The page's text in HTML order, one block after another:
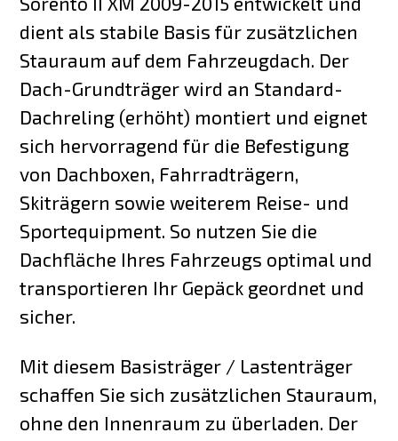
dient als stabile Basis für zusätzlichen
Stauraum auf dem Fahrzeugdach. Der
Dach-Grundträger wird an Standard-
Dachreling (erhöht) montiert und eignet
sich hervorragend für die Befestigung
von Dachboxen, Fahrradträgern,
Skiträgern sowie weiterem Reise- und
Sportequipment. So nutzen Sie die
Dachfläche Ihres Fahrzeugs optimal und
transportieren Ihr Gepäck geordnet und
sicher.
Mit diesem Basisträger / Lastenträger
schaffen Sie sich zusätzlichen Stauraum,
ohne den Innenraum zu überladen. Der